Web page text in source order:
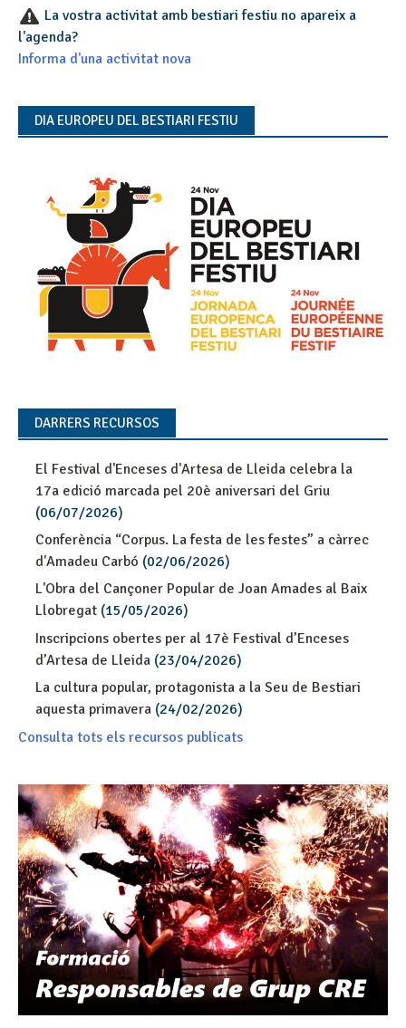
La vostra activitat amb bestiari festiu no apareix a
l'agenda?
Informa d'una activitat nova
DIA EUROPEU DEL BESTIARI FESTIU
DARRERS RECURSOS
El Festival d'Enceses d'Artesa de Lleida celebra la
17a edició marcada pel 20è aniversari del Griu
(06/07/2026)
Conferència “Corpus. La festa de les festes” a càrrec
d'Amadeu Carbó (02/06/2026)
L'Obra del Cançoner Popular de Joan Amades al Baix
Llobregat (15/05/2026)
Inscripcions obertes per al 17è Festival d’Enceses
d’Artesa de Lleida (23/04/2026)
La cultura popular, protagonista a la Seu de Bestiari
aquesta primavera (24/02/2026)
Consulta tots els recursos publicats